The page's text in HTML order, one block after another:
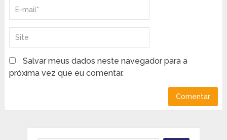
Salvar meus dados neste navegador para a
próxima vez que eu comentar.